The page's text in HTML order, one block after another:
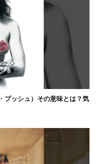
ッシュ）その意味とは？気